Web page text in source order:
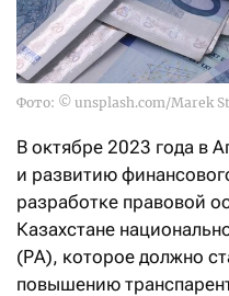
Фото: © unsplash.com/Marek
В октябре 2023 года в
и развитию
разработке правовой
Казахстане
(РА), которое должно
повышению